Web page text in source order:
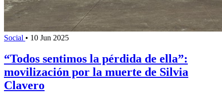
Social • 10 Jun 2025
“Todos sentimos la pérdida de ella”:
movilización por la muerte de Silvia
Clavero